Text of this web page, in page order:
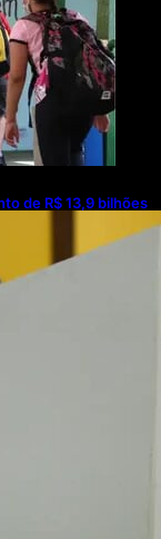
de R$ 13,9 bilhões